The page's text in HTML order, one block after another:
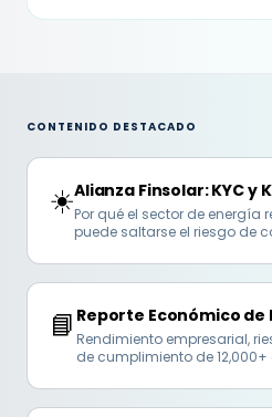
CONTENIDO DESTACADO
☀️Alianza Finsolar: KYC y
Por qué el sector de energía
puede saltarse el riesgo de
📘 Reporte Económico de
Rendimiento empresarial,
de cumplimiento de 12,000+